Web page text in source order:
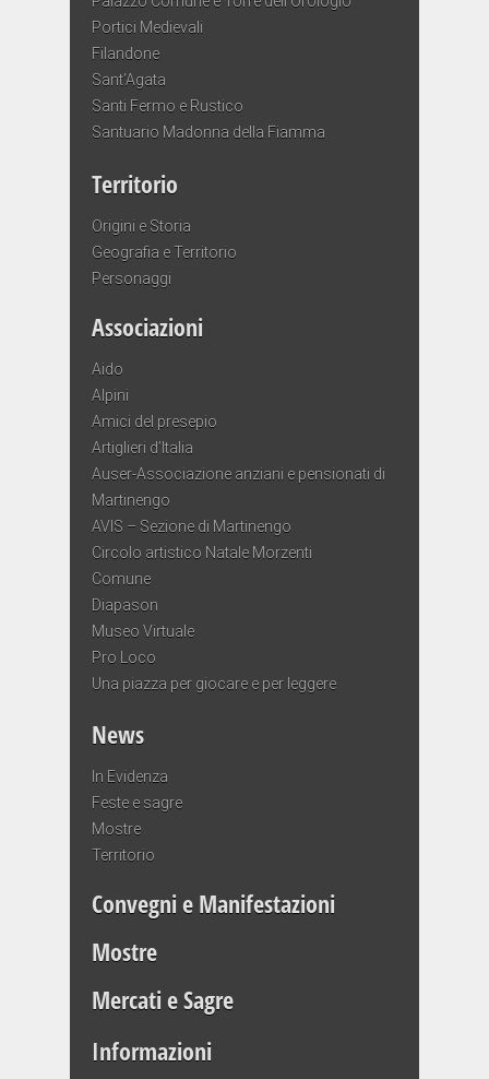
Portici Medievali
Filandone
Sant’Agata
Santi Fermo e Rustico
Santuario Madonna della Fiamma
Territorio
Origini e Storia
Geografia e Territorio
Personaggi
Associazioni
Aido
Alpini
Amici del presepio
Artiglieri d’Italia
Auser-Associazione anziani e pensionati di
Martinengo
AVIS – Sezione di Martinengo
Circolo artistico Natale Morzenti
Comune
Diapason
Museo Virtuale
Pro Loco
Una piazza per giocare e per leggere
News
In Evidenza
Feste e sagre
Mostre
Territorio
Convegni e Manifestazioni
Mostre
Mercati e Sagre
Informazioni